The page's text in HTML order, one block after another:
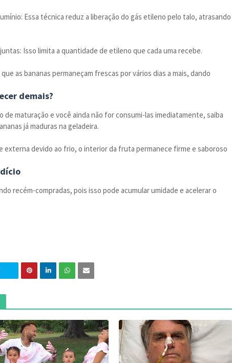
Essa técnica reduz a liberação do gás etileno pelo talo, atrasando
Isso limita a quantidade de etileno que cada uma recebe.
as bananas permaneçam frescas por vários dias a mais, dando
demais?
maturação e você ainda não for consumi-las imediatamente, saiba
já maduras na geladeira.
externa devido ao frio, o interior da fruta permanece firme e saboroso
recém-compradas, pois isso pode acumular umidade e acelerar o